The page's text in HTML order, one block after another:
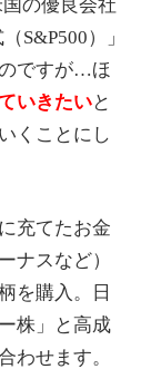
の優良会社
S&P500）」
ですが…ほ
いきたいと
くことにし
充てたお金
ナスなど）
を購入。日
株」と高成
わせます。